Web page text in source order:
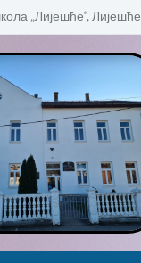
„Лијешће“,